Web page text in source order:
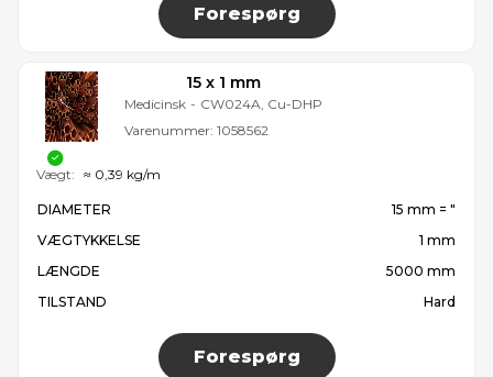
Forespørg
15 x 1 mm
Medicinsk - CW024A, Cu-DHP
Varenummer: 1058562
DIAMETER
15 mm = ″
VÆGTYKKELSE
1 mm
LÆNGDE
5000 mm
TILSTAND
Hard
Forespørg
Vægt: ≈ 0,39 kg/m